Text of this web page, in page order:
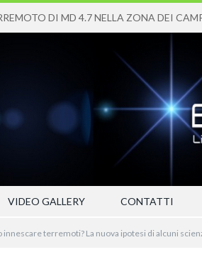
VIDEO GALLERY CONTATTI
terremoti? La nuova ipotesi di alcuni